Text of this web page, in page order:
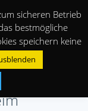
sicheren Betrieb
bestmögliche
speichern keine